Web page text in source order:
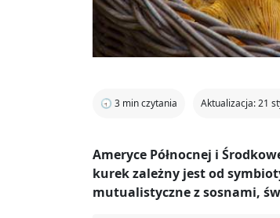
🕣 3 min czytania Aktualizacja: 21
Ameryce Północnej i
kurek zależny jest od
mutualistyczne z sosnami,